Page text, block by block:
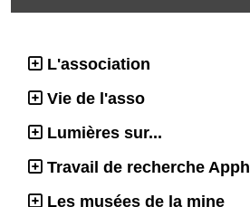
L'association
Vie de l'asso
Lumières sur...
Travail de recherche
Les musées de la mine